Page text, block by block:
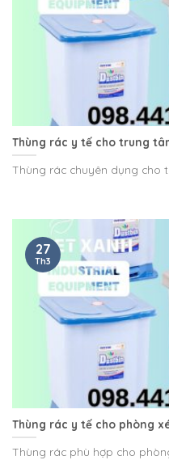
Thùng rác y tế cho trung
Thùng rác chuyên dụng cho
Thùng rác y tế cho phòng
Thùng rác phù hợp cho
27
Th3